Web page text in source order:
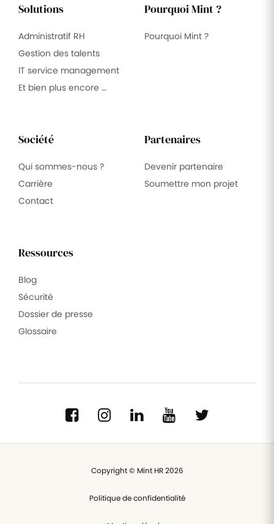
Solutions
Administratif RH
Gestion des talents
IT service management
Et bien plus encore …
Pourquoi Mint ?
Pourquoi Mint ?
Société
Qui sommes-nous ?
Carrière
Contact
Partenaires
Devenir partenaire
Soumettre mon projet
Ressources
Blog
Sécurité
Dossier de presse
Glossaire
Copyright © Mint HR 2026
Politique de confidentialité